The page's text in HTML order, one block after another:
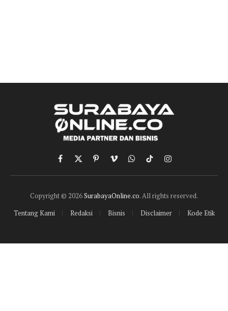
Facebook
X
(Twitter)
PinterestVimeoWhatsApp
TikTokInstagram
Copyright © 2026SurabayaOnline.co. All rights reserved.
Tentang Kami
Redaksi Bisnis Disclaimer Kode Etik